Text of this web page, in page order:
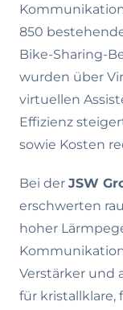
850
Bike-Sharing-
wurden über
virtuellen
Effizienz
sowie Kosten
Bei der JSW
erschwerten
hoher
Verstärker und
für kristallklare,